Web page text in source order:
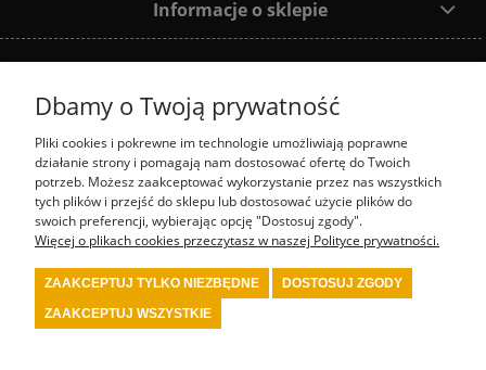
Informacje o sklepie
Dołącz do nas:
Najczęściej wyszukiwane produkty:
prezenty motorsport fotel biurowy OMP tanie akcesoria rajdowe red spec
wyposażenie rajdowe turn one przedstawiciel stilo przedstawiciel OMP
kombinezon kartingowy kombinezon OMP kask Stilo sklep rajdowy rally shop
system gaśniczy fia wyposażenie serwisu motorsport wyposażenie bezpieczeństwa
wyposażenie kierowcy rajdowego wyposażenie samochodu rajdowego
kask kartingowy kask fia skarpety fia
kombinezon fia kombinezon rajdowy
gadżety tanie akcesoria motorsport
Dbamy o Twoją prywatność
Pliki cookies i pokrewne im technologie umożliwiają poprawne
działanie strony i pomagają nam dostosować ofertę do Twoich
potrzeb. Możesz zaakceptować wykorzystanie przez nas wszystkich
tych plików i przejść do sklepu lub dostosować użycie plików do
swoich preferencji, wybierając opcję "Dostosuj zgody".
Więcej o plikach cookies przeczytasz w naszej Polityce prywatności.
ZAAKCEPTUJ TYLKO NIEZBĘDNE
DOSTOSUJ ZGODY
ZAAKCEPTUJ WSZYSTKIE